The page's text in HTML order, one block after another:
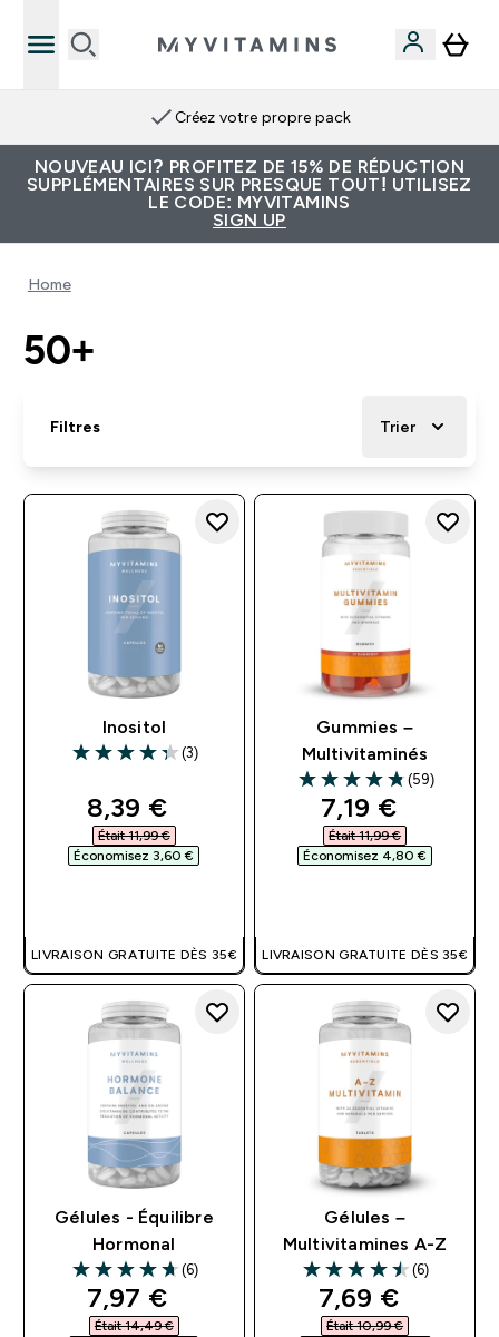
Créez votre propre pack
NOUVEAU ICI? PROFITEZ DE 15% DE RÉDUCTION
SUPPLÉMENTAIRES SUR PRESQUE TOUT! UTILISEZ
LE CODE: MYVITAMINS
SIGN UP
Home
50+
Filtres Trier
Inositol
4.33 out of 5 stars
(3)
discounted price
8,39 €‎
Était 11,99 €‎
Économisez 3,60 €‎
LIVRAISON GRATUITE DÈS 35€
Gummies –
Multivitaminés
4.81 out of 5 stars
(59)
discounted
7,19 €‎
Était 11,99 €‎
Économisez 4,80 €‎
LIVRAISON GRATUITE DÈS 35€
Gélules - Équilibre
Hormonal
4.67 out of 5 stars
(6)
discounted price
7,97 €‎
Était 14,49 €‎
Gélules –
Multivitamines A-Z
4.5 out of 5 stars
(6)
discounted
7,69 €‎
Était 10,99 €‎